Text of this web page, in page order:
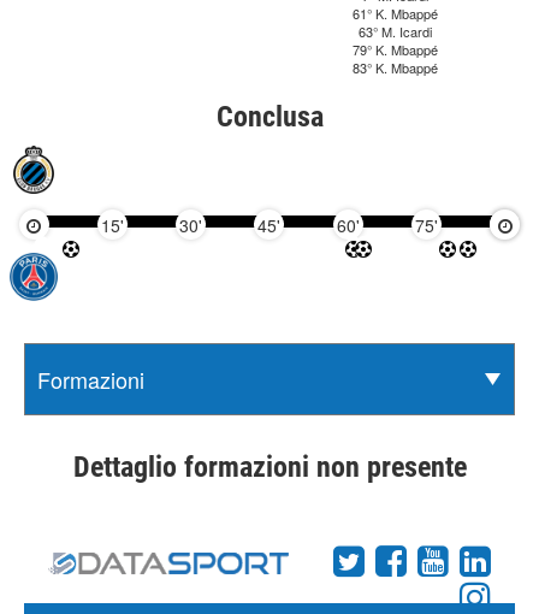
61° K. Mbappé
63° M. Icardi
79° K. Mbappé
83° K. Mbappé
Conclusa
15' 30' 45' 60' 75' 90'
Dettaglio formazioni non presente